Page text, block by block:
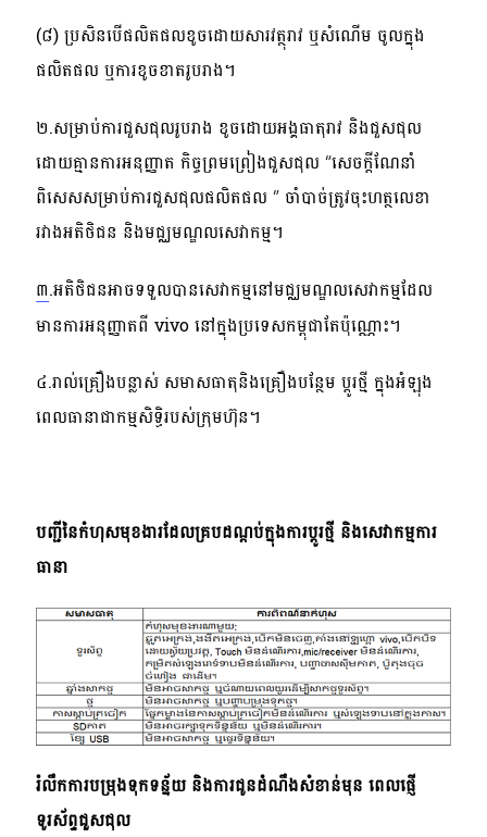
(៨) ប្រសិនបើផលិតផលខូចដោយសារវត្ថុរាវ ឬសំណើម ចូលក្នុង
ផលិតផល ឬការខូចខាតរូបរាង។
២.សម្រាប់ការជួសជុលរូបរាង ខូចដោយអង្គធាតុរាវ និងជួសជុល
ដោយគ្មានការអនុញ្ញាត កិច្ចព្រមព្រៀងជួសជុល“សេចក្តីណែនាំ
ពិសេសសម្រាប់ការជួសជុលផលិតផល” ចាំបាច់ត្រូវចុះហត្ថលេខា
រវាងអតិថិជន និងមជ្ឈមណ្ឌលសេវាកម្ម។
៣.អតិថិជនអាចទទួលបានសេវាកម្មនៅមជ្ឈមណ្ឌលសេវាកម្មដែល
មានការអនុញ្ញាតពីvivoនៅក្នុងប្រទេសកម្ពុជាតែប៉ុណ្ណោះ។
៤.រាល់គ្រឿងបន្លាស់ សមាសធាតុនិងគ្រឿងបន្ថែម ប្តូរថ្មី ក្នុងអំឡុង
ពេលធានាជាកម្មសិទ្ធិរបស់ក្រុមហ៊ុន។
បញ្ជីនៃកំហុសមុខងារដែលគ្របដណ្តប់ក្នុងការប្តូរថ្មី និងសេវាកម្មការ
ធានា
រំលឹកការបម្រុងទុកទន្ន័យ និងការជូនដំណឹងសំខាន់មុន ពេលផ្ញើ
ទូរស័ព្ទជួសជុល